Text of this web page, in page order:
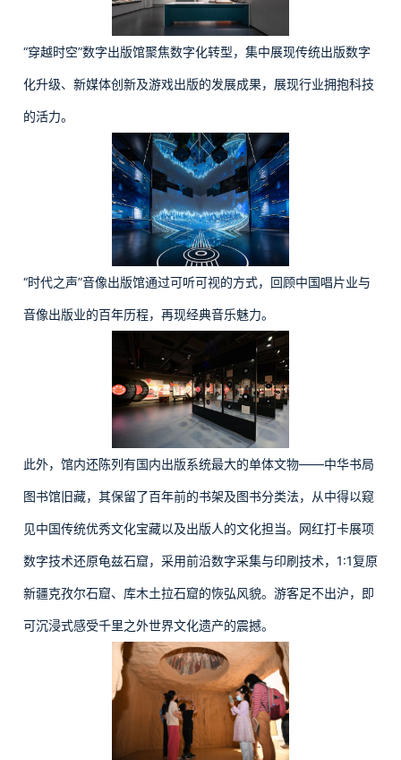
“穿越时空”数字出版馆聚焦数字化转型，集中展现传统出版数字
化升级、新媒体创新及游戏出版的发展成果，展现行业拥抱科技
的活力。
“时代之声”音像出版馆通过可听可视的方式，回顾中国唱片业与
音像出版业的百年历程，再现经典音乐魅力。
此外，馆内还陈列有国内出版系统最大的单体文物——中华书局
图书馆旧藏，其保留了百年前的书架及图书分类法，从中得以窥
见中国传统优秀文化宝藏以及出版人的文化担当。网红打卡展项
数字技术还原龟兹石窟，采用前沿数字采集与印刷技术，1:1复原
新疆克孜尔石窟、库木土拉石窟的恢弘风貌。游客足不出沪，即
可沉浸式感受千里之外世界文化遗产的震撼。